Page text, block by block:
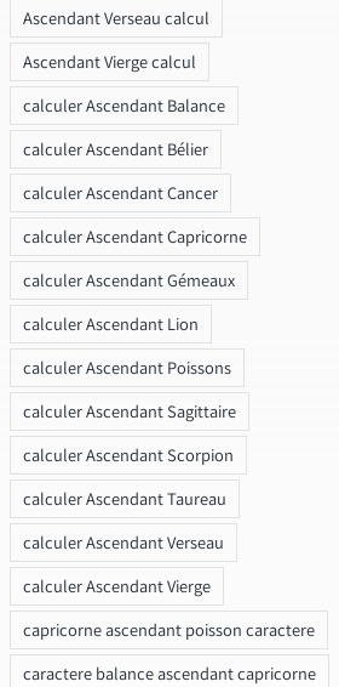
Ascendant Verseau calcul
Ascendant Vierge calcul
calculer Ascendant Balance
calculer Ascendant Bélier
calculer Ascendant Cancer
calculer Ascendant Capricorne
calculer Ascendant Gémeaux
calculer Ascendant Lion
calculer Ascendant Poissons
calculer Ascendant Sagittaire
calculer Ascendant Scorpion
calculer Ascendant Taureau
calculer Ascendant Verseau
calculer Ascendant Vierge
capricorne ascendant poisson caractere
caractere balance ascendant capricorne